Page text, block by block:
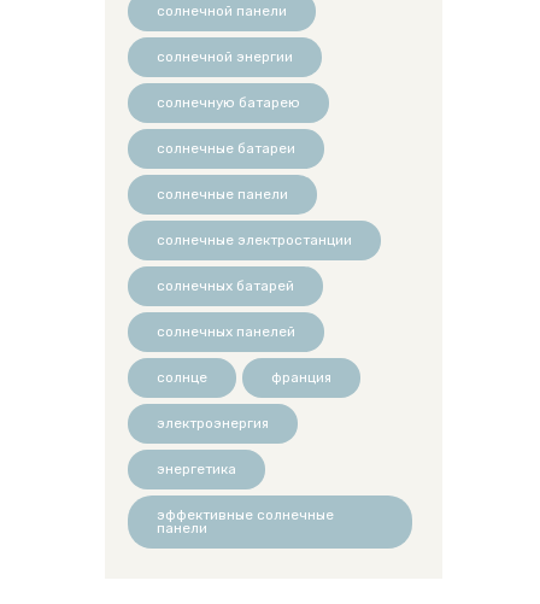
солнечной панели
солнечной энергии
солнечную батарею
солнечные батареи
солнечные панели
солнечные электростанции
солнечных батарей
солнечных панелей
солнце франция
электроэнергия
энергетика
эффективные солнечные
панели